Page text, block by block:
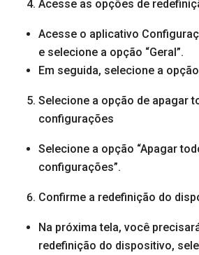
Acesse as opções de
Acesse o aplicativo
e selecione a opção “Geral”.
Em seguida, selecione a opção
Selecione a opção de apagar
configurações
Selecione a opção “Apagar
configurações”.
Confirme a redefinição do
Na próxima tela, você
redefinição do dispositivo,